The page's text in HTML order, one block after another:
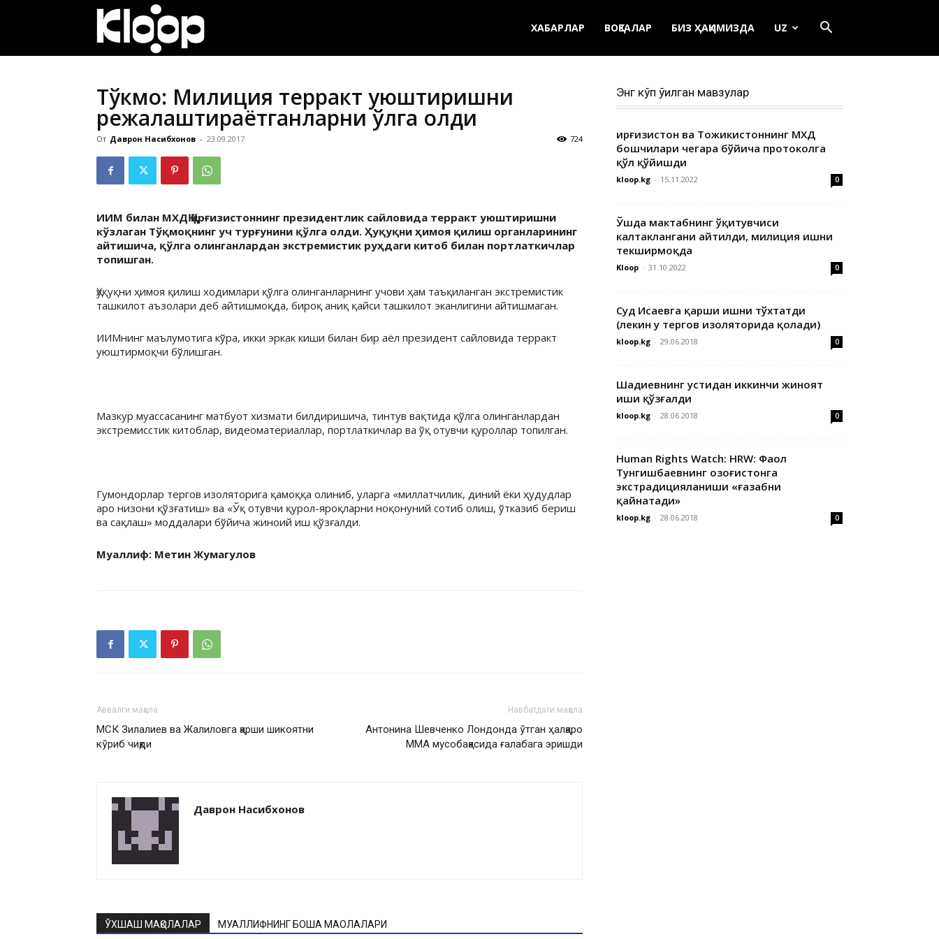
ХАБАРЛАР ВОҚЕАЛАР БИЗ ҲАҚИМИЗДА UZ
Тўкмоқ: Милиция терракт уюштиришни
режалаштираётганларни қўлга олди
От Даврон Насибхонов - 23.09.2017 724
ИИМ билан МХДҚ Қирғизистоннинг президентлик сайловида терракт уюштиришни
кўзлаган Тўқмоқнинг уч турғунини қўлга олди. Ҳуқуқни ҳимоя қилиш органларининг
айтишича, қўлга олинганлардан экстремистик руҳдаги китоб билан портлаткичлар
топишган.
Ҳуқуқни ҳимоя қилиш ходимлари қўлга олинганларнинг учови ҳам таъқиланган экстремистик
ташкилот аъзолари деб айтишмоқда, бироқ аниқ қайси ташкилот эканлигини айтишмаган.
ИИМнинг маълумотига кўра, икки эркак киши билан бир аёл президент сайловида терракт
уюштирмоқчи бўлишган.
Мазкур муассасанинг матбуот хизмати билдиришича, тинтув вақтида қўлга олинганлардан
экстремисстик китоблар, видеоматериаллар, портлаткичлар ва ўқ отувчи қуроллар топилган.
Гумондорлар тергов изоляторига қамоққа олиниб, уларга «миллатчилик, диний ёки ҳудудлар
аро низони қўзғатиш» ва «Ўқ отувчи қурол-яроқларни ноқонуний сотиб олиш, ўтказиб бериш
ва сақлаш» моддалари бўйича жиноий иш қўзғалди.
Муаллиф: Метин Жумагулов
Аввалги мақола
МСК Зилалиев ва Жалиловга қарши шикоятни
кўриб чиқди
Навбатдаги мақола
Антонина Шевченко Лондонда ўтган ҳалқаро
ММА мусобақасида ғалабага эришди
Даврон Насибхонов
ЎХШАШ МАҚОЛАЛАР МУАЛЛИФНИНГ БОШҚА МАҚОЛАЛАРИ
Энг кўп ўқилган мавзулар
Қирғизистон ва Тожикистоннинг МХДҚ
бошчилари чегара бўйича протоколга
қўл қўйишди
kloop.kg - 15.11.2022 0
Ўшда мактабнинг ўқитувчиси
калтаклангани айтилди, милиция ишни
текширмоқда
Kloop - 31.10.2022 0
Суд Исаевга қарши ишни тўхтатди
(лекин у тергов изоляторида қолади)
kloop.kg - 29.06.2018 0
Шадиевнинг устидан иккинчи жиноят
иши қўзғалди
kloop.kg - 28.06.2018 0
Human Rights Watch: HRW: Фаол
Тунгишбаевнинг Қозоғистонга
экстрадицияланиши «ғазабни
қайнатади»
kloop.kg - 28.06.2018 0